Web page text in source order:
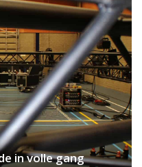
in volle gang